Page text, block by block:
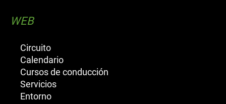
WEB
Circuito
Calendario
Cursos de conducción
Servicios
Entorno